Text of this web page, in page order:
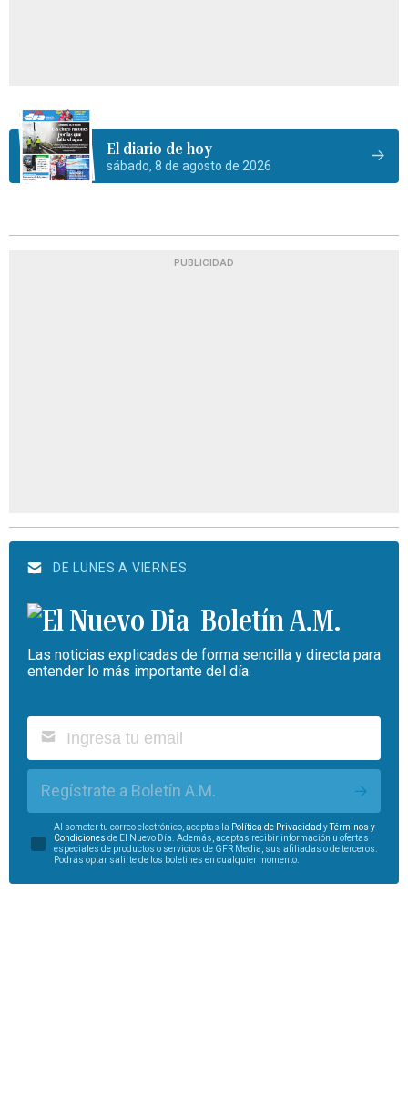
El diario de hoy
sábado, 8 de agosto de 2026
PUBLICIDAD
DE LUNES A VIERNES
Boletín A.M.
Las noticias explicadas de forma sencilla y directa para
entender lo más importante del día.
Regístrate a Boletín A.M.
Al someter tu correo electrónico, aceptas la Política de Privacidad y
Términos y
Condiciones de El Nuevo Día. Además, aceptas recibir información u ofertas
especiales de productos o servicios de GFR Media, sus afiliadas o de terceros.
Podrás optar salirte de los boletines en cualquier momento.